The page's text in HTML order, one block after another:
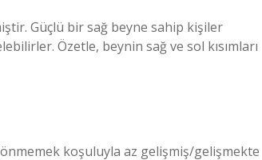
Güçlü bir sağ beyne sahip kişiler
Özetle, beynin sağ ve sol kısımları
koşuluyla az gelişmiş/gelişmekte